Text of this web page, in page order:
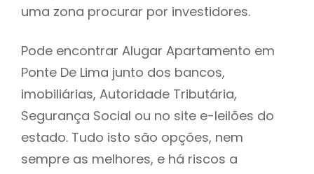
uma zona procurar por investidores.
Pode encontrar Alugar Apartamento em
Ponte De Lima junto dos bancos,
imobiliárias, Autoridade Tributária,
Segurança Social ou no site e-leilões do
estado. Tudo isto são opções, nem
sempre as melhores, e há riscos a